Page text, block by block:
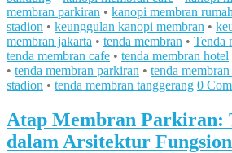
membran parkiran • kanopi membran rumah
stadion • keunggulan kanopi membran •
membran jakarta • tenda membran • Tenda
tenda membran cafe • tenda membran hotel
• tenda membran parkiran • tenda
stadion • tenda membran tanggerang 0
Atap Membran Parkiran:
dalam Arsitektur